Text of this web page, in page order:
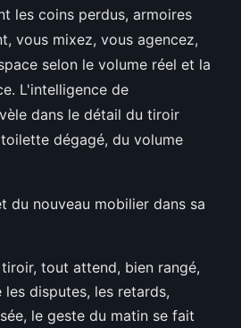
les coins perdus, armoires
vous mixez, vous agencez,
selon le volume réel et la
L'intelligence de
dans le détail du tiroir
dégagé, du volume
du nouveau mobilier dans sa
tout attend, bien rangé,
les disputes, les retards,
le geste du matin se fait